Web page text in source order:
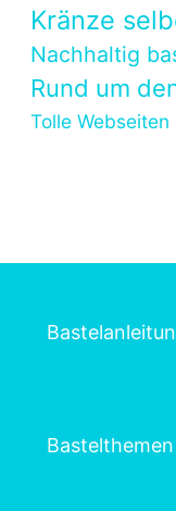
Kränze
Nachhaltig
Rund um
Tolle Webseiten